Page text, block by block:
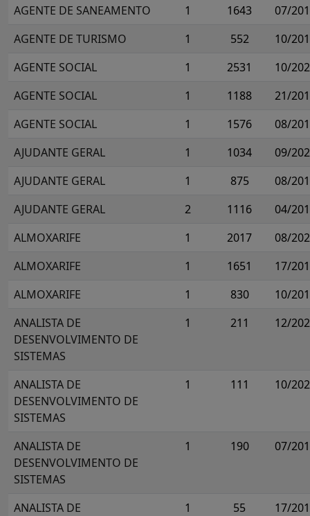
AGENTE DE SANEAMENTO 1 1643
07/
AGENTE DE TURISMO
1 552
10/
AGENTE SOCIAL
1 2531
10/
AGENTE SOCIAL
1 1188
21/
AGENTE SOCIAL
1 1576
08/
AJUDANTE GERAL
1 1034
09/
AJUDANTE GERAL
1 875
08/
AJUDANTE GERAL
2 1116
04/
ALMOXARIFE
1 2017
08/
ALMOXARIFE
1 1651
17/
ALMOXARIFE
1 830
10/
ANALISTA DE
DESENVOLVIMENTO DE
SISTEMAS
1 211 12/
ANALISTA DE
DESENVOLVIMENTO DE
SISTEMAS
1 111 10/
ANALISTA DE
DESENVOLVIMENTO DE
SISTEMAS
1 190 07/
ANALISTA DE
1 55 17/